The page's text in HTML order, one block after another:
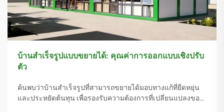
บ้านสำเร็จรูปแบบขยายได้: คุณค่าการออกแบบเชิงปรับ
ตัว
ค้นพบว่าบ้านสำเร็จรูปที่สามารถขยายได้มอบทางแก้ที่ยืดหยุ่น
และประหยัดต้นทุน เพื่อรองรับความต้องการที่เปลี่ยนแปลงของ